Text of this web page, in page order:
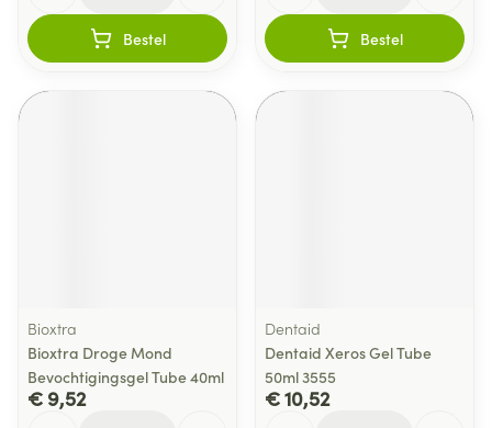
Bestel Bestel
Bioxtra
Bioxtra Droge Mond
Bevochtigingsgel Tube 40ml
€ 9,52
Dentaid
Dentaid Xeros Gel Tube
50ml 3555
€ 10,52